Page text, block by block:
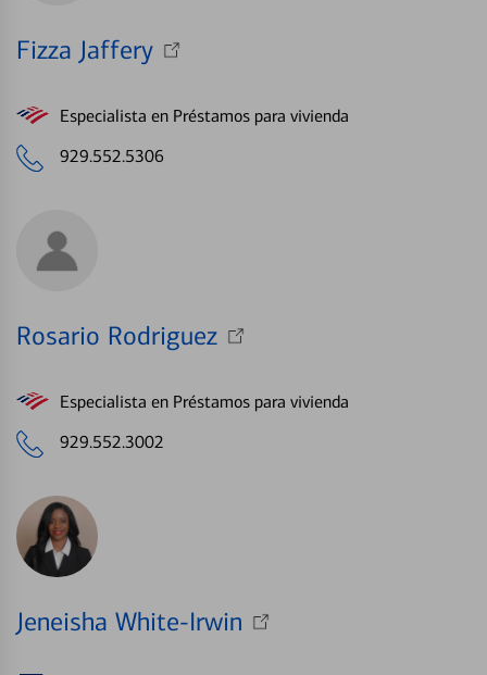
Fizza Jaffery
Especialista en Préstamos para vivienda
929.552.5306
Rosario Rodriguez
Especialista en Préstamos para vivienda
929.552.3002
Jeneisha White-Irwin